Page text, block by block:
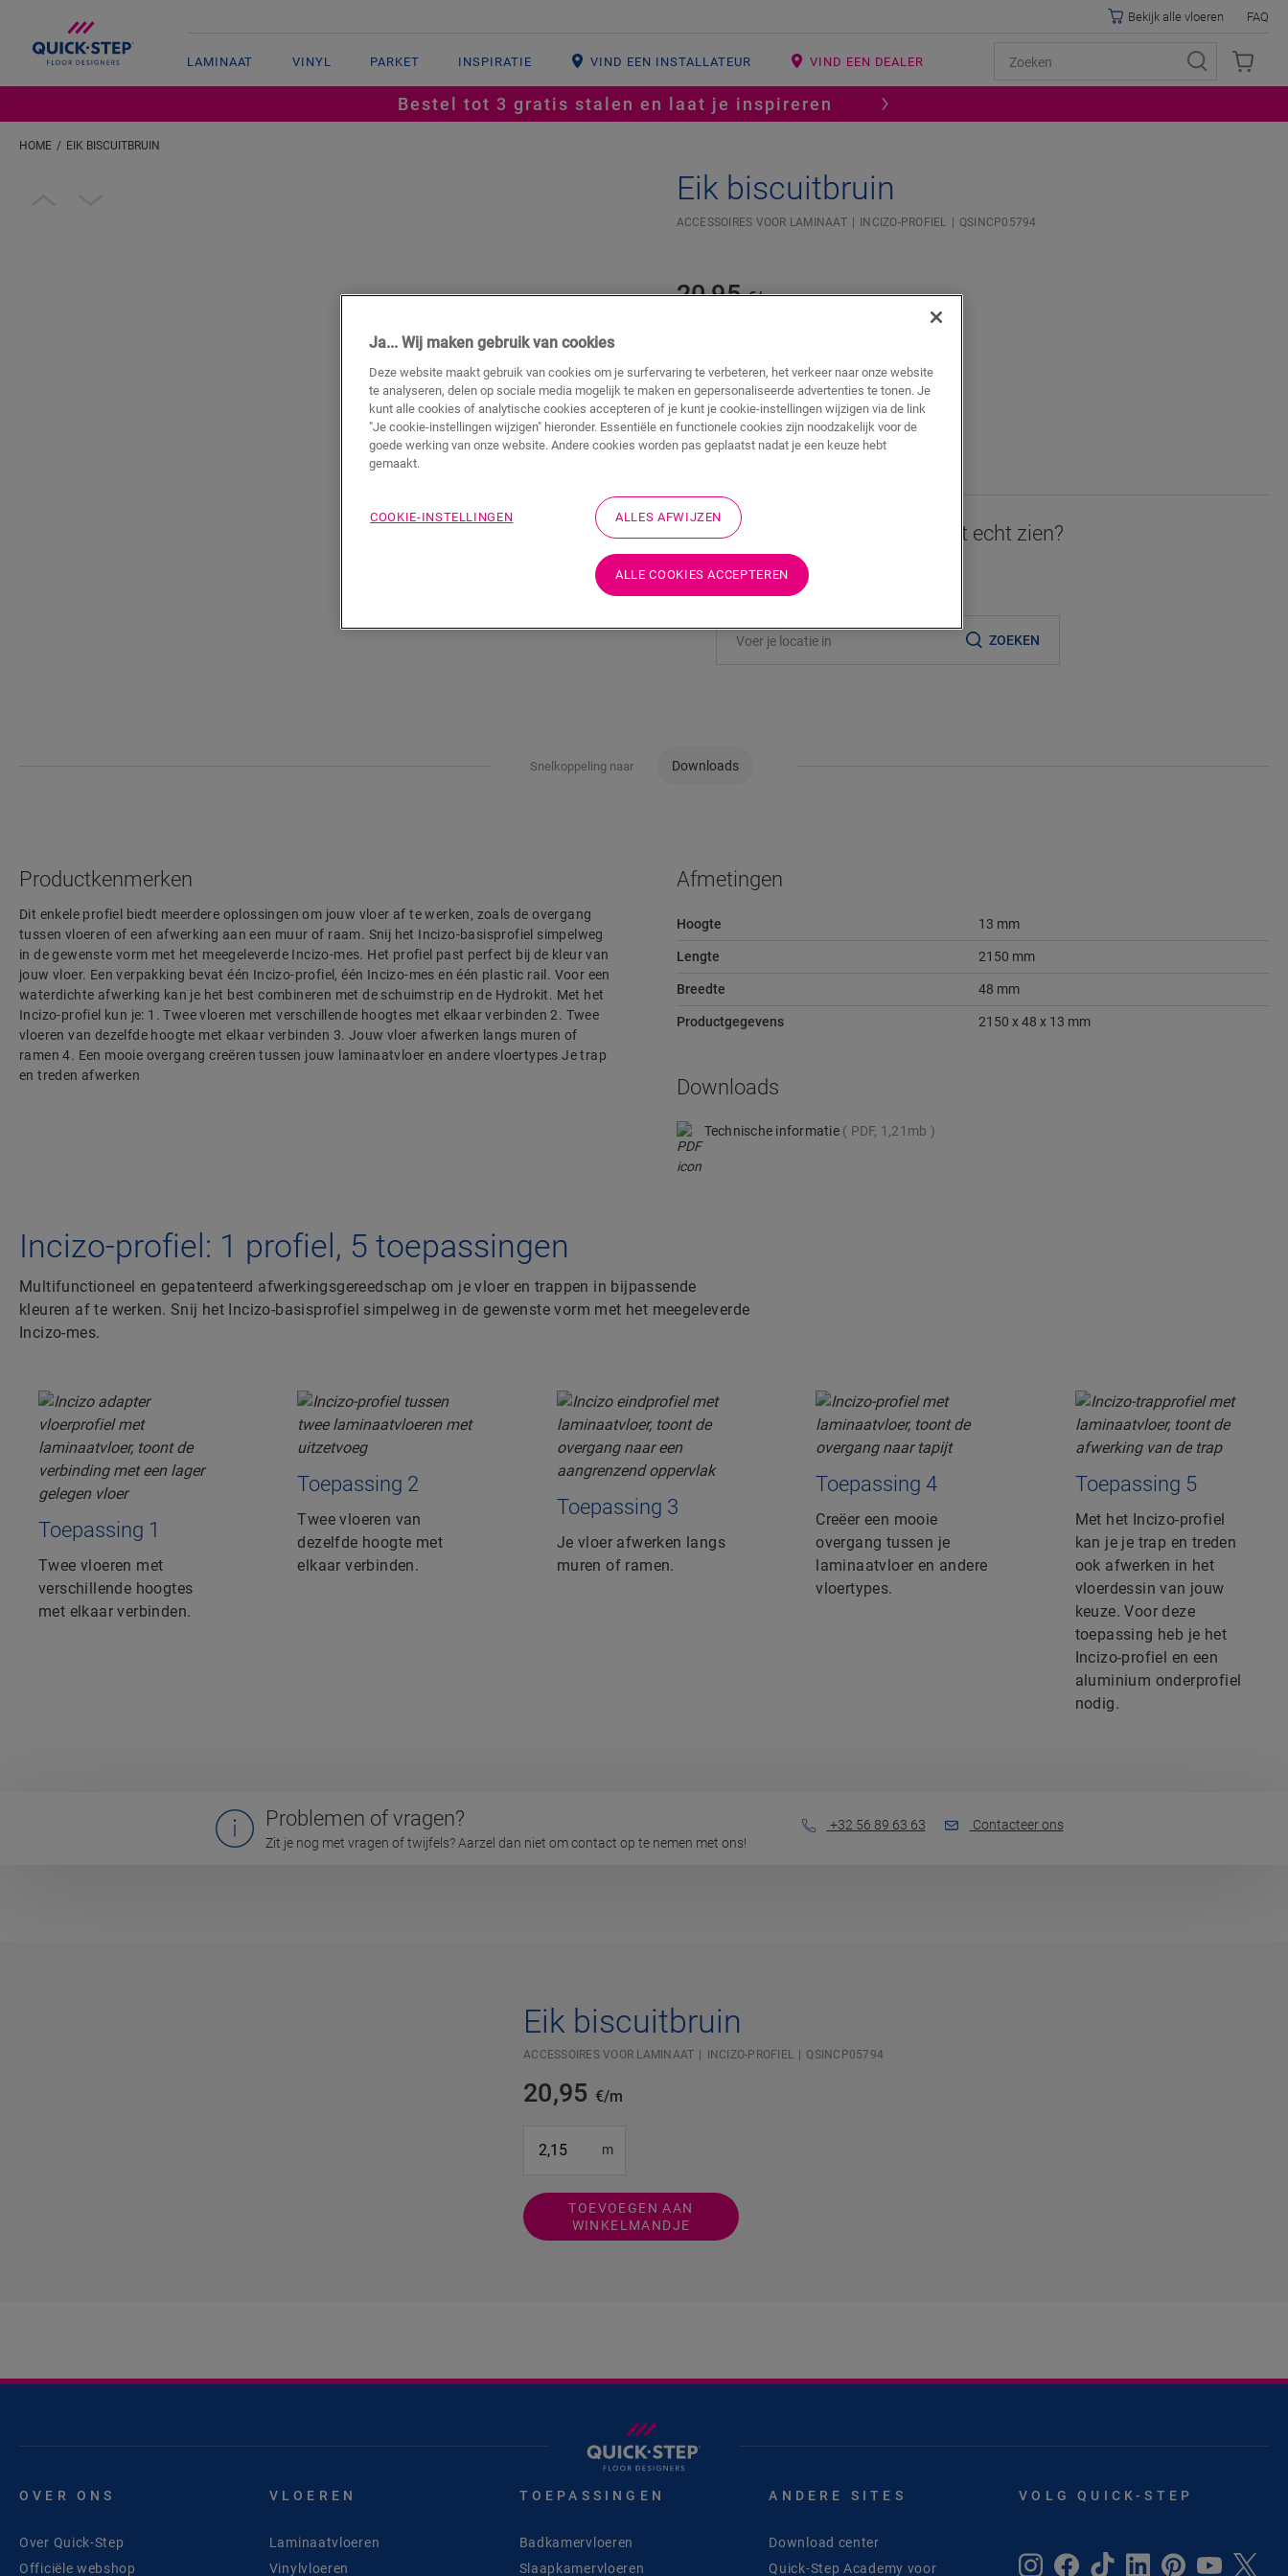
LAMINAAT VINYL PARKET INSPIRATIE VIND EEN INSTALLATEUR VIND EEN DEALER
Bekijk alle vloeren FAQ
Bestel tot 3 gratis stalen en laat je inspireren
HOME EIK BISCUITBRUIN
Eik biscuitbruin
ACCESSOIRES VOOR LAMINAAT INCIZO-PROFIEL QSINCP05794
20,95€/m
#SR Surface Input#
TOEVOEGEN AAN
WINKELMANDJE
Wil je dit accessoire graag in het echt zien?
Bezoek het dichtstbijzijnde verkooppunt
ZOEKEN
Snelkoppeling naar Downloads
Productkenmerken
Dit enkele profiel biedt meerdere oplossingen om jouw vloer af te werken, zoals de overgang
tussen vloeren of een afwerking aan een muur of raam. Snij het Incizo-basisprofiel simpelweg
in de gewenste vorm met het meegeleverde Incizo-mes. Het profiel past perfect bij de kleur van
jouw vloer. Een verpakking bevat één Incizo-profiel, één Incizo-mes en één plastic rail. Voor een
waterdichte afwerking kan je het best combineren met de schuimstrip en de Hydrokit. Met het
Incizo-profiel kun je: 1. Twee vloeren met verschillende hoogtes met elkaar verbinden 2. Twee
vloeren van dezelfde hoogte met elkaar verbinden 3. Jouw vloer afwerken langs muren of
ramen 4. Een mooie overgang creëren tussen jouw laminaatvloer en andere vloertypes Je trap
en treden afwerken
Afmetingen
Hoogte 13 mm
Lengte 2150 mm
Breedte 48 mm
Productgegevens 2150 x 48 x 13 mm
Downloads
Technische informatie PDF, 1,21mb
Incizo-profiel: 1 profiel, 5 toepassingen
Multifunctioneel en gepatenteerd afwerkingsgereedschap om je vloer en trappen in bijpassende
kleuren af te werken. Snij het Incizo-basisprofiel simpelweg in de gewenste vorm met het meegeleverde
Incizo-mes.
Toepassing 1
Twee vloeren met
verschillende hoogtes
met elkaar verbinden.
Toepassing 2
Twee vloeren van
dezelfde hoogte met
elkaar verbinden.
Toepassing 3
Je vloer afwerken langs
muren of ramen.
Toepassing 4
Creëer een mooie
overgang tussen je
laminaatvloer en andere
vloertypes.
Toepassing 5
Met het Incizo-profiel
kan je je trap en treden
ook afwerken in het
vloerdessin van jouw
keuze. Voor deze
toepassing heb je het
Incizo-profiel en een
aluminium onderprofiel
nodig.
Problemen of vragen?
Zit je nog met vragen of twijfels? Aarzel dan niet om contact op te nemen met ons!
+32 56 89 63 63 Contacteer ons
Eik biscuitbruin
ACCESSOIRES VOOR LAMINAAT INCIZO-PROFIEL QSINCP05794
20,95 €/m
m
TOEVOEGEN AAN
WINKELMANDJE
OVER ONS
Over Quick-Step
Officiële webshop
VLOEREN
Laminaatvloeren
Vinylvloeren
TOEPASSINGEN
Badkamervloeren
Slaapkamervloeren
ANDERE SITES
Download center
Quick-Step Academy voor
VOLG QUICK-STEP
Ja... Wij maken gebruik van cookies
Deze website maakt gebruik van cookies om je surfervaring te verbeteren, het verkeer naar onze website
te analyseren, delen op sociale media mogelijk te maken en gepersonaliseerde advertenties te tonen. Je
kunt alle cookies of analytische cookies accepteren of je kunt je cookie-instellingen wijzigen via de link
"Je cookie-instellingen wijzigen" hieronder. Essentiële en functionele cookies zijn noodzakelijk voor de
goede werking van onze website. Andere cookies worden pas geplaatst nadat je een keuze hebt
gemaakt.
COOKIE-INSTELLINGEN ALLES AFWIJZEN
ALLE COOKIES ACCEPTEREN